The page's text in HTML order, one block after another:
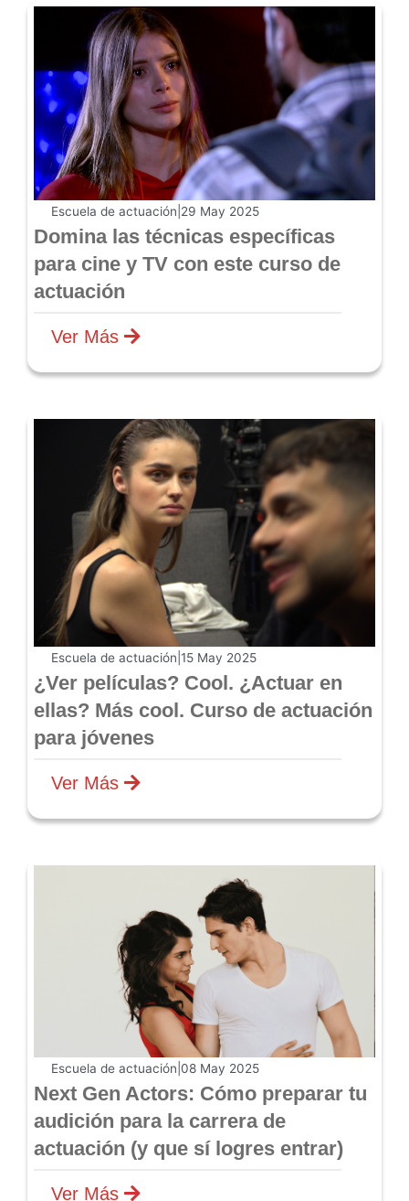
Escuela de actuación 29 May 2025
Domina las técnicas específicas
para cine y TV con este curso de
actuación
Ver Más
Escuela de actuación 15 May 2025
¿Ver películas? Cool. ¿Actuar en
ellas? Más cool. Curso de actuación
para jóvenes
Ver Más
Escuela de actuación 08 May 2025
Next Gen Actors: Cómo preparar tu
audición para la carrera de
actuación (y que sí logres entrar)
Ver Más